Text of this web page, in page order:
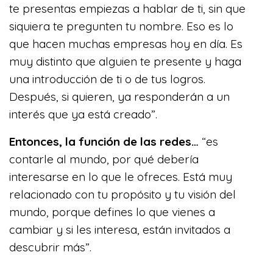
te presentas empiezas a hablar de ti, sin que
siquiera te pregunten tu nombre. Eso es lo
que hacen muchas empresas hoy en día. Es
muy distinto que alguien te presente y haga
una introducción de ti o de tus logros.
Después, si quieren, ya responderán a un
interés que ya está creado”.
Entonces, la función de las redes… “es
contarle al mundo, por qué debería
interesarse en lo que le ofreces. Está muy
relacionado con tu propósito y tu visión del
mundo, porque defines lo que vienes a
cambiar y si les interesa, están invitados a
descubrir más”.